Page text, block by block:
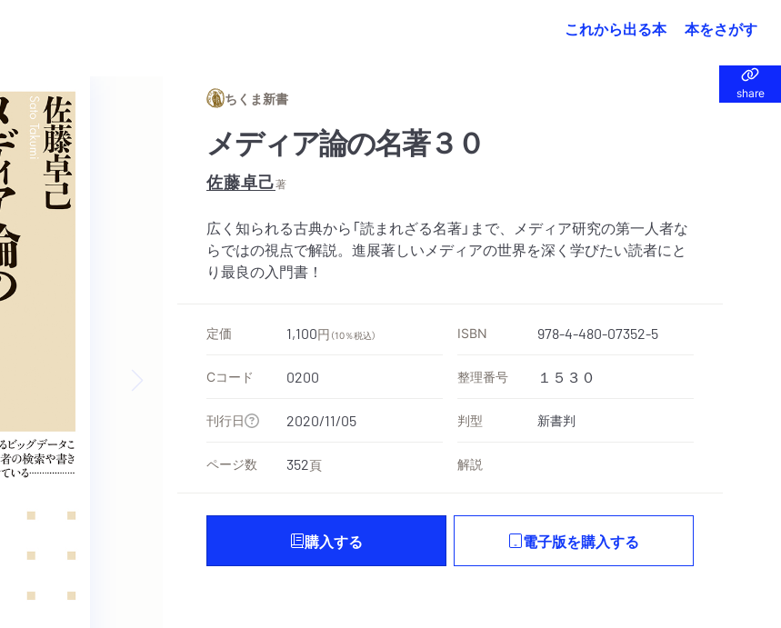
これから出る本 本をさがす
share
share
ちくま新書
メディア論の名著３０
佐藤卓己著
広く知られる古典から「読まれざる名著」まで、メディア研究の第一人者な
らではの視点で解説。進展著しいメディアの世界を深く学びたい読者にと
り最良の入門書！
定価 1,100円 （10％税込） ISBN 978-4-480-07352-5
Cコード 0200 整理番号 １５３０
刊行日 2020/11/05 判型 新書判
ページ数 352頁 解説
購入する 電子版を購入する